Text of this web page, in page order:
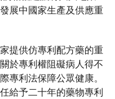
展中國家生產及供應重
提供仿專利配方藥的重
於專利權阻礙病人得不
專利法保障公眾健康。
給予二十年的藥物專利